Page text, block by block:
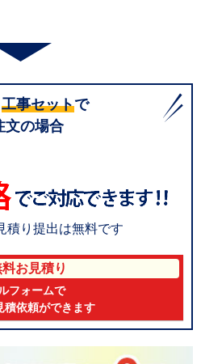
工事セットで
文の場合
積り提出は無料です
お見積り
フォームで
積依頼ができます